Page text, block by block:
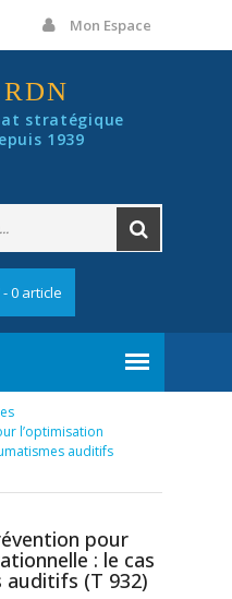
Mon Espace
RDN
stratégique
1939
- 0 article
l’optimisation
auditifs
pour
: le cas
(T 932)